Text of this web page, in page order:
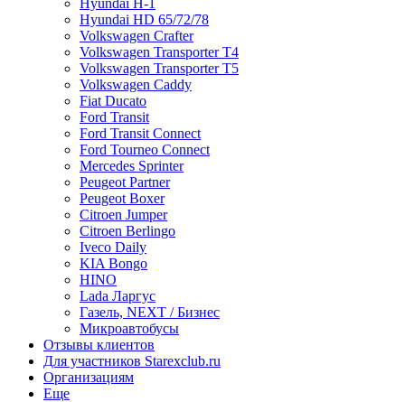
Hyundai H-1
Hyundai HD 65/72/78
Volkswagen Crafter
Volkswagen Transporter T4
Volkswagen Transporter T5
Volkswagen Caddy
Fiat Ducato
Ford Transit
Ford Transit Connect
Ford Tourneo Connect
Mercedes Sprinter
Peugeot Partner
Peugeot Boxer
Citroen Jumper
Citroen Berlingo
Iveco Daily
KIA Bongo
HINO
Lada Ларгус
Газель, NEXT / Бизнес
Микроавтобусы
Отзывы клиентов
Для участников Starexclub.ru
Организациям
Еще